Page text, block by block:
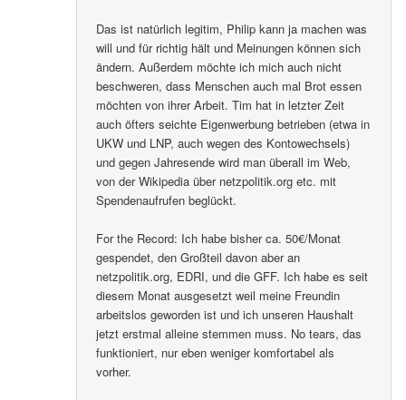
Das ist natürlich legitim, Philip kann ja machen was
will und für richtig hält und Meinungen können sich
ändern. Außerdem möchte ich mich auch nicht
beschweren, dass Menschen auch mal Brot essen
möchten von ihrer Arbeit. Tim hat in letzter Zeit
auch öfters seichte Eigenwerbung betrieben (etwa in
UKW und LNP, auch wegen des Kontowechsels)
und gegen Jahresende wird man überall im Web,
von der Wikipedia über netzpolitik.org etc. mit
Spendenaufrufen beglückt.
For the Record: Ich habe bisher ca. 50€/Monat
gespendet, den Großteil davon aber an
netzpolitik.org, EDRI, und die GFF. Ich habe es seit
diesem Monat ausgesetzt weil meine Freundin
arbeitslos geworden ist und ich unseren Haushalt
jetzt erstmal alleine stemmen muss. No tears, das
funktioniert, nur eben weniger komfortabel als
vorher.